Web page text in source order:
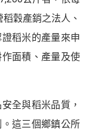
穀產銷之法人、
稻米的產量來申
面積、產量及使
全與稻米品質，
這三個鄉鎮公所